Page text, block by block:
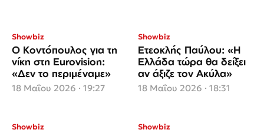
Showbiz
Ο Κοντόπουλος για τη
νίκη στη Eurovision:
«Δεν το περιμέναμε»
18 Μαΐου 2026 · 19:27
Showbiz
Ετεοκλής Παύλου: «Η
Ελλάδα τώρα θα δείξει
αν άξιζε τον Ακύλα»
18 Μαΐου 2026 · 18:31
Showbiz Showbiz